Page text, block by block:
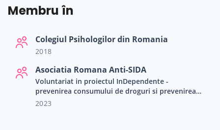
Membru în
Colegiul Psihologilor din Romania
2018
Asociatia Romana Anti-SIDA
Voluntariat in proiectul InDependente -
prevenirea consumului de droguri si prevenirea
dependentelor in randul copiilor si tinerilor.
2023